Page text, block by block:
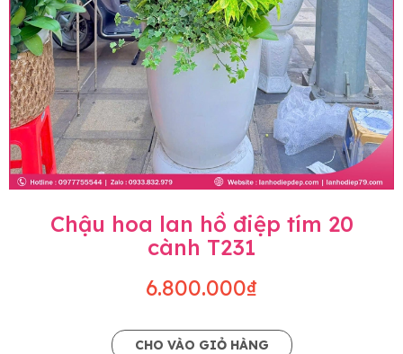
Chậu hoa lan hồ điệp tím 20
cành T231
6.800.000₫
CHO VÀO GIỎ HÀNG